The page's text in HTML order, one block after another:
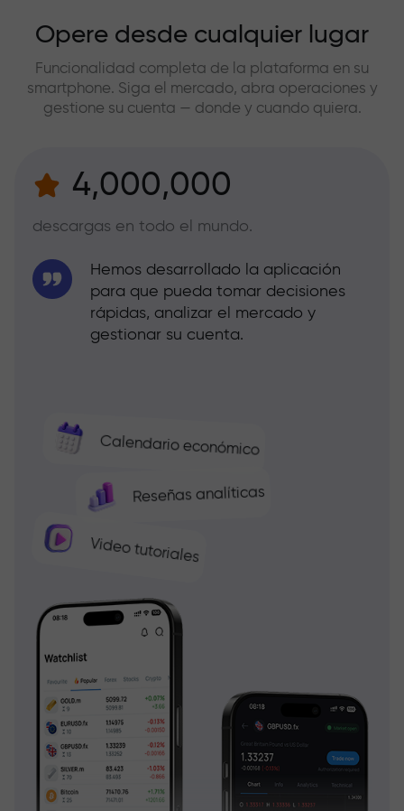
Opere desde cualquier lugar
Funcionalidad completa de la plataforma en su
smartphone. Siga el mercado, abra operaciones y
gestione su cuenta — donde y cuando quiera.
4,000,000
descargas en todo el mundo.
Calendario económico
Reseñas analíticas
Video tutoriales
Hemos desarrollado la aplicación
para que pueda tomar decisiones
rápidas, analizar el mercado y
gestionar su cuenta.